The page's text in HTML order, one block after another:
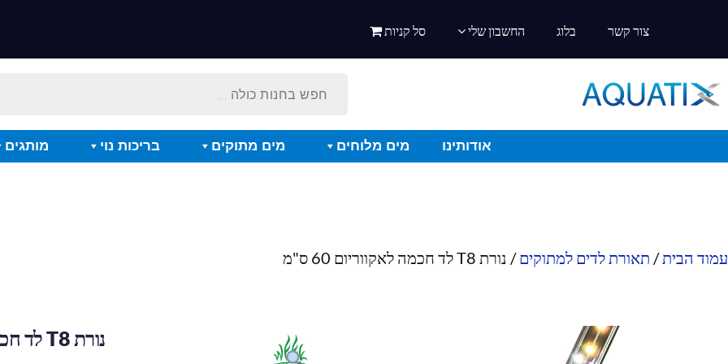
צור קשר בלוג החשבון שלי סל קניות
אודותינו מים מלוחים מים מתוקים בריכות נוי מותגים
עמוד הבית/ תאורת לדים למתוקים/ נורת T8 לד חכמה לאקווריום 60 ס"מ
נורת T8 לד חכמה לאקווריום 60 ס"מ